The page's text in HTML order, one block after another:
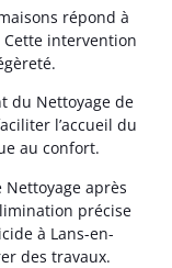
répond à
Cette intervention
du Nettoyage de
l’accueil du
au confort.
après
précise
à Lans-en-
des travaux.